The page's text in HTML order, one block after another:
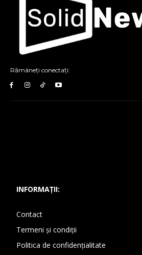
Rămâneți conectați:
INFORMAȚII:
Contact
Termeni și condiții
Politica de confidențialitate